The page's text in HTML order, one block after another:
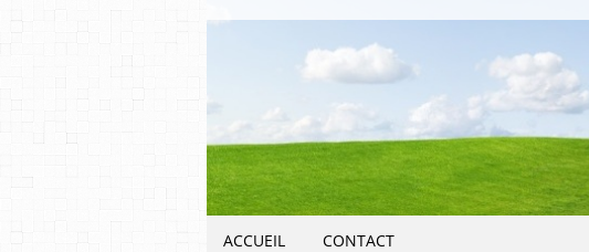
ACCUEIL CONTACT